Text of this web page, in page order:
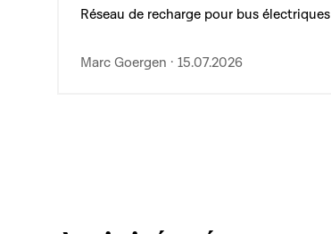
Réseau de recharge pour bus électriques
Marc Goergen · 15.07.2026